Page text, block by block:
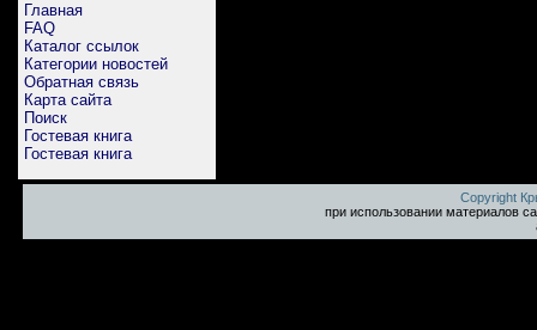
Главная
FAQ
Каталог ссылок
Категории новостей
Обратная связь
Карта сайта
Поиск
Гостевая книга
Гостевая книга
Copyright
при использовании материалов